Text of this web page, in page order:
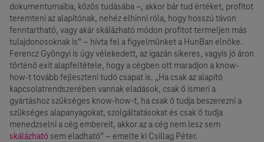
dokumentumaiba, közös tudásába –, akkor bár tud értéket, profitot
teremteni az alapítónak, nehéz elhinni róla, hogy hosszú távon
fenntartható, vagy akár skálázható módon profitot termeljen más
tulajdonosoknak is” – hívta fel a figyelmünket a HunBan elnöke.
Ferencz Gyöngyi is úgy vélekedett, az igazán sikeres, vagyis jó áron
történő exit alapfeltétele, hogy a cégben ott maradjon a know-
how-t tovább fejleszteni tudó csapat is. „Ha csak az alapító
kapcsolatrendszerében vannak eladások, csak ő ismeri a
gyártáshoz szükséges know-how-t, ha csak ő tudja beszerezni a
szükséges alapanyagokat, szolgáltatásokat és csak ő tudja
menedzselni a cég embereit, akkor az a cég nem lesz sem
skálázható sem eladható” – emelte ki Csillag Péter.